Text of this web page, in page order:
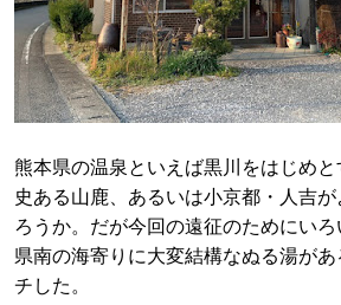
熊本県の温泉といえば黒川をはじめ
史ある山鹿、あるいは小京都・人吉
ろうか。だが今回の遠征のためにいろ
県南の海寄りに大変結構なぬる湯が
チした。